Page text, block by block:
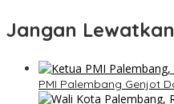
Jangan Lewatkan
PMI Palembang Genjot